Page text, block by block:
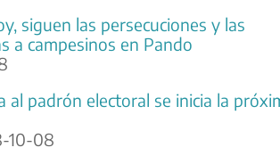
siguen las persecuciones y las
a campesinos en Pando
al padrón electoral se inicia la
10-08